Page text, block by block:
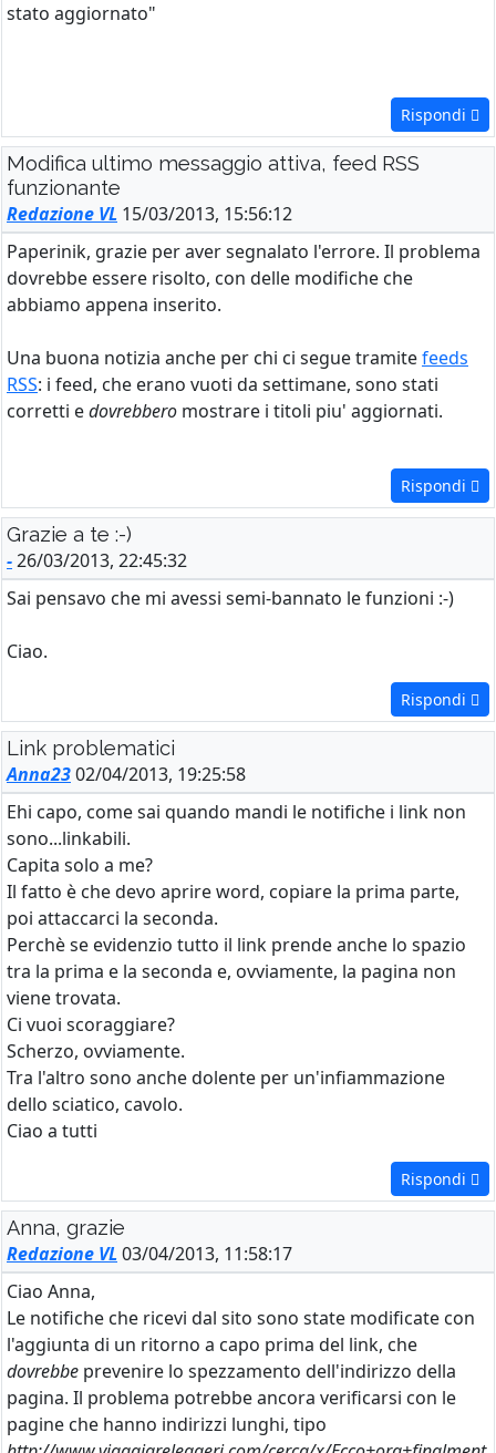
stato aggiornato"
Rispondi
Modifica ultimo messaggio attiva, feed RSS
funzionante
Redazione VL 15/03/2013, 15:56:12
Paperinik, grazie per aver segnalato l'errore. Il problema
dovrebbe essere risolto, con delle modifiche che
abbiamo appena inserito.
Una buona notizia anche per chi ci segue tramitefeeds
RSS: i feed, che erano vuoti da settimane, sono stati
corretti edovrebbero mostrare i titoli piu' aggiornati.
Rispondi
Grazie a te :-)
-26/03/2013, 22:45:32
Sai pensavo che mi avessi semi-bannato le funzioni :-)
Ciao.
Rispondi
Link problematici
Anna2302/04/2013, 19:25:58
Ehi capo, come sai quando mandi le notifiche i link non
sono...linkabili.
Capita solo a me?
Il fatto è che devo aprire word, copiare la prima parte,
poi attaccarci la seconda.
Perchè se evidenzio tutto il link prende anche lo spazio
tra la prima e la seconda e, ovviamente, la pagina non
viene trovata.
Ci vuoi scoraggiare?
Scherzo, ovviamente.
Tra l'altro sono anche dolente per un'infiammazione
dello sciatico, cavolo.
Ciao a tutti
Rispondi
Anna, grazie
Redazione VL03/04/2013, 11:58:17
Ciao Anna,
Le notifiche che ricevi dal sito sono state modificate con
l'aggiunta di un ritorno a capo prima del link, che
dovrebbe prevenire lo spezzamento dell'indirizzo della
pagina. Il problema potrebbe ancora verificarsi con le
pagine che hanno indirizzi lunghi, tipo